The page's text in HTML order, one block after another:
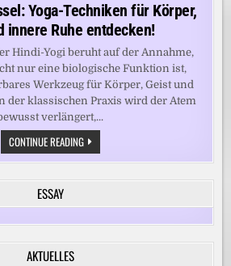
Yoga-Techniken für Körper,
innere Ruhe entdecken!
Hindi-Yogi beruht auf der Annahme,
nur eine biologische Funktion ist,
Werkzeug für Körper, Geist und
der klassischen Praxis wird der Atem
verlängert,...
CONTINUE READINGATEM
ALS
SCHLÜSSEL:
TECHNIKEN
KÖRPER,
UND
RUHE
ESSAY
AKTUELLES